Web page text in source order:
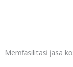
Memfasilitasi jasa